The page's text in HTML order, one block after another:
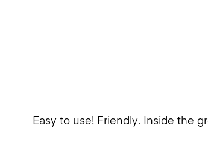
Easy to use! Friendly. Inside the